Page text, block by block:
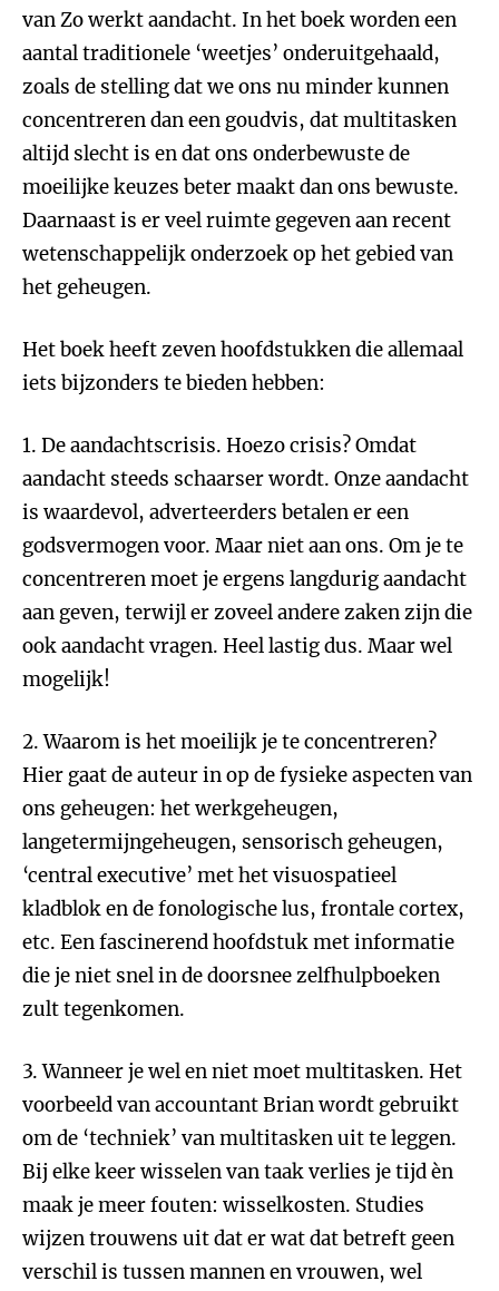
van Zo werkt aandacht. In het boek worden een
aantal traditionele ‘weetjes’ onderuitgehaald,
zoals de stelling dat we ons nu minder kunnen
concentreren dan een goudvis, dat multitasken
altijd slecht is en dat ons onderbewuste de
moeilijke keuzes beter maakt dan ons bewuste.
Daarnaast is er veel ruimte gegeven aan recent
wetenschappelijk onderzoek op het gebied van
het geheugen.
Het boek heeft zeven hoofdstukken die allemaal
iets bijzonders te bieden hebben:
1. De aandachtscrisis. Hoezo crisis? Omdat
aandacht steeds schaarser wordt. Onze aandacht
is waardevol, adverteerders betalen er een
godsvermogen voor. Maar niet aan ons. Om je te
concentreren moet je ergens langdurig aandacht
aan geven, terwijl er zoveel andere zaken zijn die
ook aandacht vragen. Heel lastig dus. Maar wel
mogelijk!
2. Waarom is het moeilijk je te concentreren?
Hier gaat de auteur in op de fysieke aspecten van
ons geheugen: het werkgeheugen,
langetermijngeheugen, sensorisch geheugen,
‘central executive’ met het visuospatieel
kladblok en de fonologische lus, frontale cortex,
etc. Een fascinerend hoofdstuk met informatie
die je niet snel in de doorsnee zelfhulpboeken
zult tegenkomen.
3. Wanneer je wel en niet moet multitasken. Het
voorbeeld van accountant Brian wordt gebruikt
om de ‘techniek’ van multitasken uit te leggen.
Bij elke keer wisselen van taak verlies je tijd èn
maak je meer fouten: wisselkosten. Studies
wijzen trouwens uit dat er wat dat betreft geen
verschil is tussen mannen en vrouwen, wel